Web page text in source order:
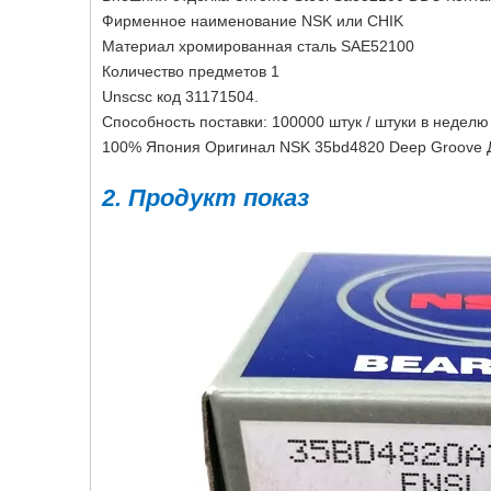
Фирменное наименование NSK или CHIK
Материал хромированная сталь SAE52100
Количество предметов 1
Unscsc код 31171504.
Способность поставки: 100000 штук / штуки в неделю
100% Япония Оригинал NSK 35bd4820 Deep Groove
2. Продукт показ